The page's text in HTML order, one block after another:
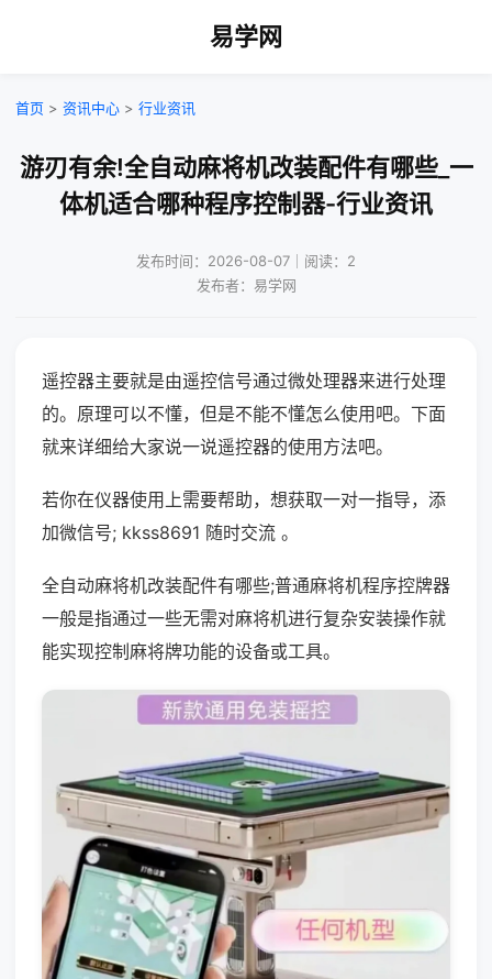
易学网
首页 > 资讯中心 > 行业资讯
游刃有余!全自动麻将机改装配件有哪些_一
体机适合哪种程序控制器-行业资讯
发布时间：2026-08-07｜阅读：2
发布者：易学网
遥控器主要就是由遥控信号通过微处理器来进行处理
的。原理可以不懂，但是不能不懂怎么使用吧。下面
就来详细给大家说一说遥控器的使用方法吧。
若你在仪器使用上需要帮助，想获取一对一指导，添
加微信号; kkss8691 随时交流 。
全自动麻将机改装配件有哪些;普通麻将机程序控牌器
一般是指通过一些无需对麻将机进行复杂安装操作就
能实现控制麻将牌功能的设备或工具。